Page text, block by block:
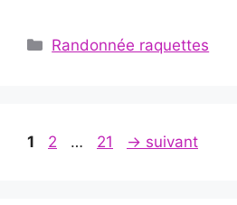
Catégories
Randonnée raquettes
Page
1 Page
2 … Page
21 → suivant